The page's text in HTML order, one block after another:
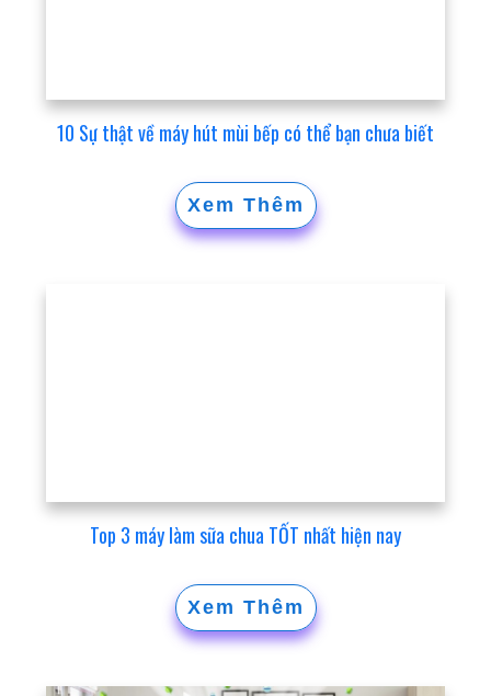
10 Sự thật về máy hút mùi bếp có thể bạn chưa biết
Xem Thêm
Top 3 máy làm sữa chua TỐT nhất hiện nay
Xem Thêm